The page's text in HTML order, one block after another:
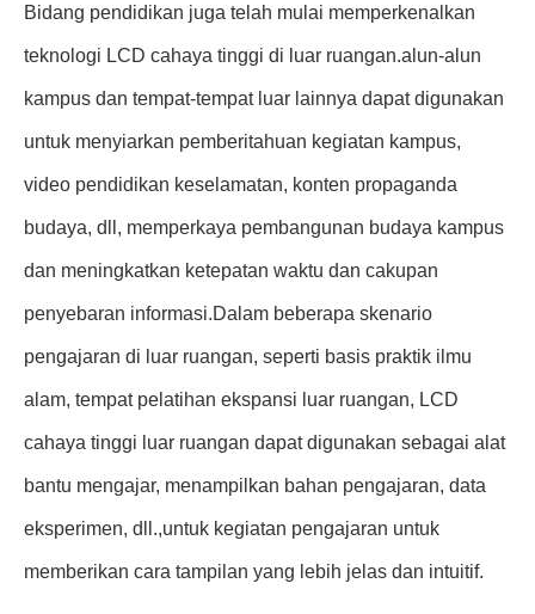
Bidang pendidikan juga telah mulai memperkenalkan
teknologi LCD cahaya tinggi di luar ruangan.alun-alun
kampus dan tempat-tempat luar lainnya dapat digunakan
untuk menyiarkan pemberitahuan kegiatan kampus,
video pendidikan keselamatan, konten propaganda
budaya, dll, memperkaya pembangunan budaya kampus
dan meningkatkan ketepatan waktu dan cakupan
penyebaran informasi.Dalam beberapa skenario
pengajaran di luar ruangan, seperti basis praktik ilmu
alam, tempat pelatihan ekspansi luar ruangan, LCD
cahaya tinggi luar ruangan dapat digunakan sebagai alat
bantu mengajar, menampilkan bahan pengajaran, data
eksperimen, dll.,untuk kegiatan pengajaran untuk
memberikan cara tampilan yang lebih jelas dan intuitif.